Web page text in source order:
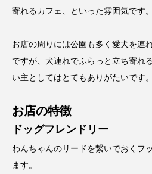
寄れるカフェ、といった雰囲気です。
お店の周りには公園も多く愛犬を連
ですが、犬連れでふらっと立ち寄れ
い主としてはとてもありがたいです。
お店の特徴
ドッグフレンドリー
わんちゃんのリードを繋いでおくフ
ます。